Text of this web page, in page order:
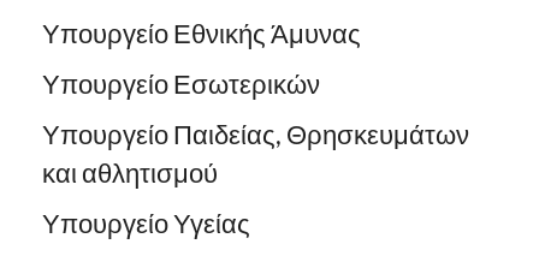
Υπουργείο Εθνικής Άμυνας
Υπουργείο Εσωτερικών
Υπουργείο Παιδείας, Θρησκευμάτων
και αθλητισμού
Υπουργείο Υγείας